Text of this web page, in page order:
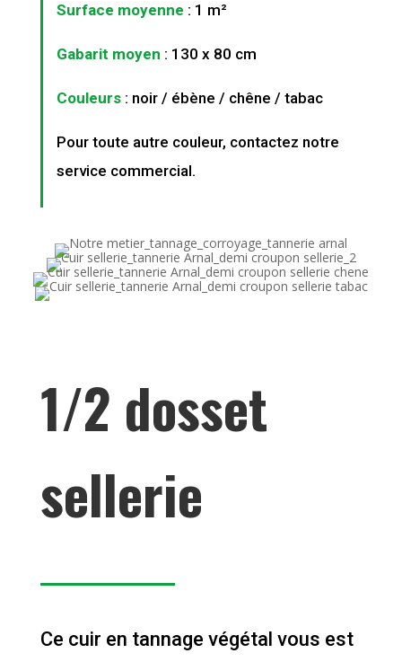
Surface moyenne : 1 m²
Gabarit moyen : 130 x 80 cm
Couleurs: noir / ébène / chêne / tabac
Pour toute autre couleur, contactez notre
service commercial.
1/2 dosset
sellerie
Ce cuir en tannage végétal vous est